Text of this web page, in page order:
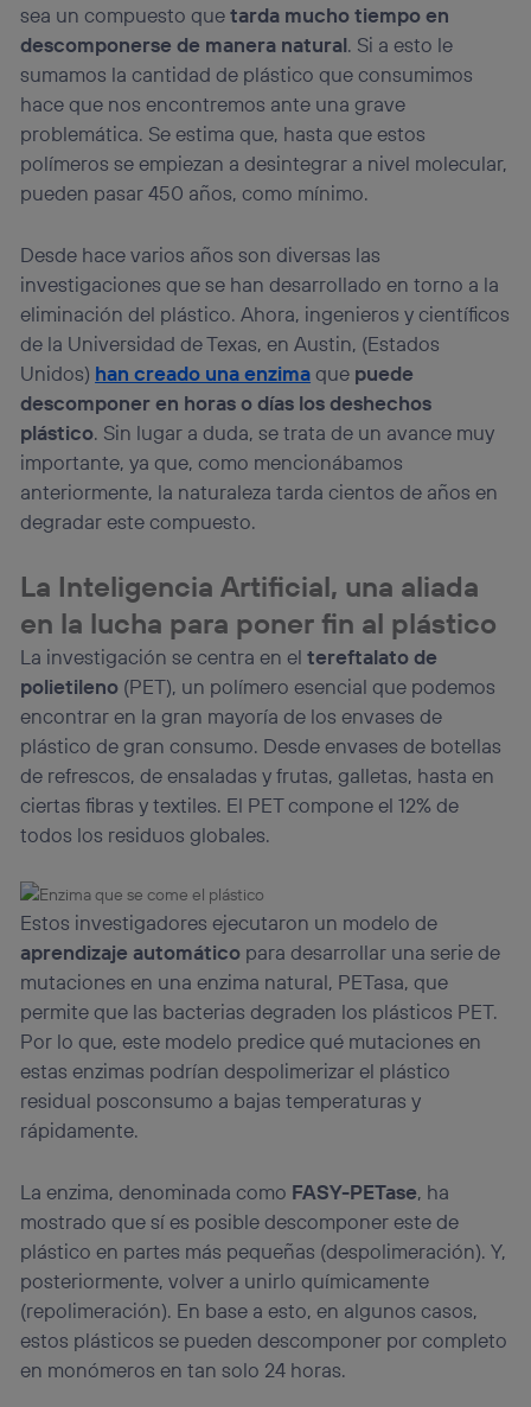
sea un compuesto quetarda mucho tiempo en
descomponerse de manera natural. Si a esto le
sumamos la cantidad de plástico que consumimos
hace que nos encontremos ante una grave
problemática. Se estima que, hasta que estos
polímeros se empiezan a desintegrar a nivel molecular,
pueden pasar 450 años, como mínimo.
Desde hace varios años son diversas las
investigaciones que se han desarrollado en torno a la
eliminación del plástico. Ahora, ingenieros y científicos
de la Universidad de Texas, en Austin, (Estados
Unidos) han creado una enzimaque puede
descomponer en horas o días los deshechos
plástico. Sin lugar a duda, se trata de un avance muy
importante, ya que, como mencionábamos
anteriormente, la naturaleza tarda cientos de años en
degradar este compuesto.
La Inteligencia Artificial, una aliada
en la lucha para poner fin al plástico
La investigación se centra en el tereftalato de
polietileno (PET), un polímero esencial que podemos
encontrar en la gran mayoría de los envases de
plástico de gran consumo. Desde envases de botellas
de refrescos, de ensaladas y frutas, galletas, hasta en
ciertas fibras y textiles. El PET compone el 12% de
todos los residuos globales.
Estos investigadores ejecutaron un modelo de
aprendizaje automático para desarrollar una serie de
mutaciones en una enzima natural, PETasa, que
permite que las bacterias degraden los plásticos PET.
Por lo que, este modelo predice qué mutaciones en
estas enzimas podrían despolimerizar el plástico
residual posconsumo a bajas temperaturas y
rápidamente.
La enzima, denominada como FASY-PETase, ha
mostrado que sí es posible descomponer este de
plástico en partes más pequeñas (despolimeración). Y,
posteriormente, volver a unirlo químicamente
(repolimeración). En base a esto, en algunos casos,
estos plásticos se pueden descomponer por completo
en monómeros en tan solo 24 horas.
Si utilizas unaconexión de banda ancha(p. ej., Wi-Fi),
el marketing o análisis se realizará en función de las
actividades de navegación de los miembros del hogar
que hayan dado su consentimiento.
Si utilizasdatos móviles, el marketing será más
personalizado, ya que se basará únicamente en la
navegación del usuario del móvil.
Puedes gestionar los consentimientos Utiq seleccionando
(“consenthub”). Para más información, consulta
la política de privacidad de Utiq.